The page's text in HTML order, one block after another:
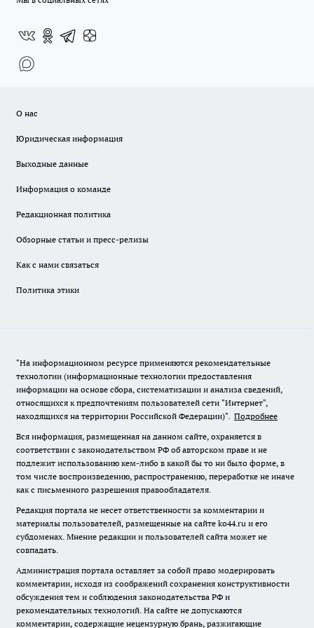
О нас
Юридическая информация
Выходные данные
Информация о команде
Редакционная политика
Обзорные статьи и пресс-релизы
Как с нами связаться
Политика этики
"На информационном ресурсе применяются рекомендательные
технологии (информационные технологии предоставления
информации на основе сбора, систематизации и анализа сведений,
относящихся к предпочтениям пользователей сети "Интернет",
находящихся на территории Российской Федерации)". Подробнее
Вся информация, размещенная на данном сайте, охраняется в
соответствии с законодательством РФ об авторском праве и не
подлежит использованию кем-либо в какой бы то ни было форме, в
том числе воспроизведению, распространению, переработке не иначе
как с письменного разрешения правообладателя.
Редакция портала не несет ответственности за комментарии и
материалы пользователей, размещенные на сайте ko44.ru и его
субдоменах. Мнение редакции и пользователей сайта может не
совпадать.
Администрация портала оставляет за собой право модерировать
комментарии, исходя из соображений сохранения конструктивности
обсуждения тем и соблюдения законодательства РФ и
рекомендательных технологий. На сайте не допускаются
комментарии, содержащие нецензурную брань, разжигающие